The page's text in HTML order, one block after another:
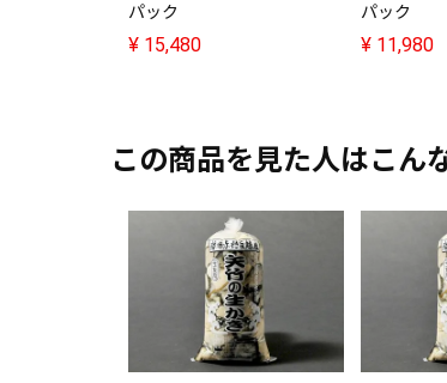
パック
¥ 15,480
パック
¥ 11,980
この商品を見た人はこん